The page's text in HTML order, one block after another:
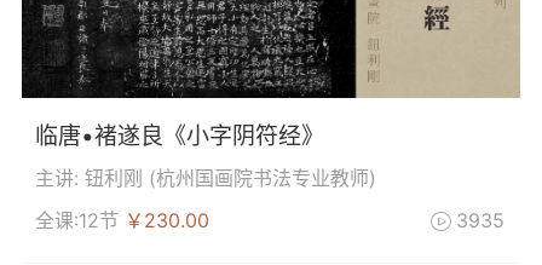
临唐•褚遂良《小字阴符经》
主讲: 钮利刚 (杭州国画院书法专业教师)
全课:12节 ￥230.00  3935